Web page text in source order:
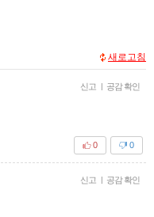
새로고침
신고 | 공감 확인
0
0
신고 | 공감 확인